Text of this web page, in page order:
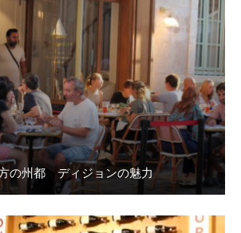
の州都 ディジョンの魅力